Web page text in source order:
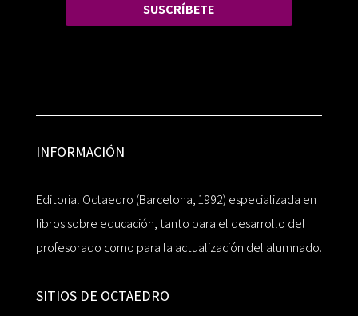
SUSCRÍBETE
INFORMACIÓN
Editorial Octaedro (Barcelona, 1992) especializada en
libros sobre educación, tanto para el desarrollo del
profesorado como para la actualización del alumnado.
SITIOS DE OCTAEDRO